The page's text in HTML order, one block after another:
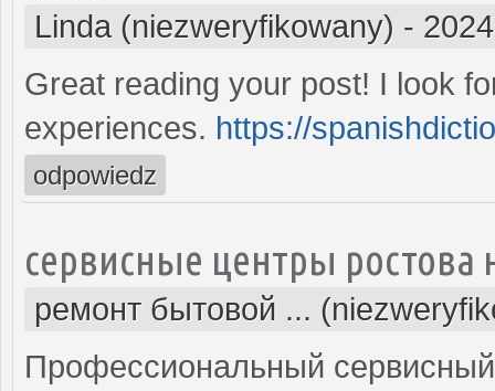
Linda (niezweryfikowany) -
Great reading your post! I look
experiences. https://
odpowiedz
сервисные центры ростова
ремонт бытовой ...
Профессиональный